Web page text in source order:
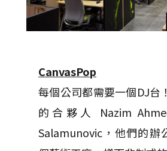
CanvasPop
每個公司都需要一個DJ台
的合夥人 Nazim
Salamunovic，他們的辦